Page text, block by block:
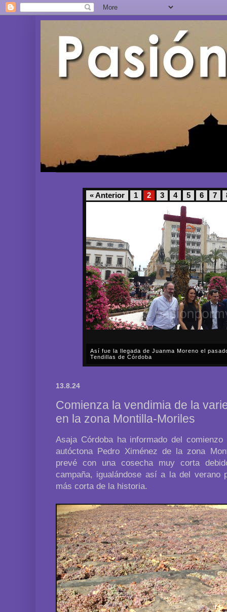
« Anterior 1 2 3 4 5 6 7
Así fue la llegada de Juanma Moreno el
Tendillas de Córdoba
13.8.24
Comienza la vendimia de la
en la zona Montilla-Moriles
Asaja Córdoba ha informado del
autóctona Pedro Ximénez de la zona
prevé con una cosecha muy corta
campaña, igualándose así a la del verano
más corta de la historia.